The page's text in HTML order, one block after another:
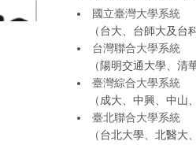
國立臺灣大學系統
（台大、台師大及台
台灣聯合大學系統
（陽明交通大學、
臺灣綜合大學系統
（成大、中興、中山
臺北聯合大學系統
（台北大學、北醫大